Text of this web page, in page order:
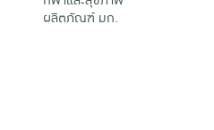
ผลิตภัณฑ์ มก.